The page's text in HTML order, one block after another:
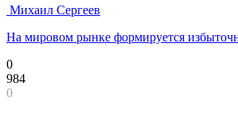
Михаил Сергеев
На мировом рынке формируется
0
984
0